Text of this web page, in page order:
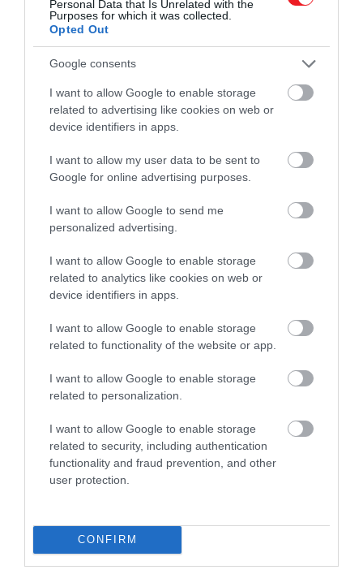
Personal Data that Is Unrelated with the
Purposes for which it was collected.
Opted Out
Google consents
I want to allow Google to enable storage
related to advertising like cookies on web or
device identifiers in apps.
I want to allow my user data to be sent to
Google for online advertising purposes.
I want to allow Google to send me
personalized advertising.
I want to allow Google to enable storage
related to analytics like cookies on web or
device identifiers in apps.
I want to allow Google to enable storage
related to functionality of the website or app.
I want to allow Google to enable storage
related to personalization.
I want to allow Google to enable storage
related to security, including authentication
functionality and fraud prevention, and other
user protection.
CONFIRM
Sajnos nem egyszer esett meg a
mániákus becsvágyaik miatt ölni is
képesek voltak. Az áhított pénzösszeg
képesek. A kevésbé bátrak bérgyilkost
fogadnak fel, az eltökéltek pedig maguk
válnak gyilkossá. Az utóbbi történt
Michael Malloy: a férfi, akit
képtelenség volt megölni
KOVÁCS REBEKA